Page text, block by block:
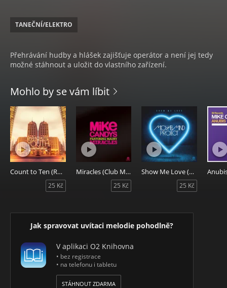
TANEČNÍ/ELEKTRO
Přehrávání hudby a hlášek zajišťuje operátor a není jej tedy
možné stáhnout a uložit do vlastního zařízení.
Mohlo by se vám líbit
Count to Ten (Radio Edit)
25 Kč
Miracles (Club Mix)
25 Kč
Show Me Love (Benjiy Edit)
25 Kč
Jak spravovat uvítaci melodie pohodlně?
V aplikaci O2 Knihovna
• bez registrace
• na telefonu i tabletu
STÁHNOUT ZDARMA